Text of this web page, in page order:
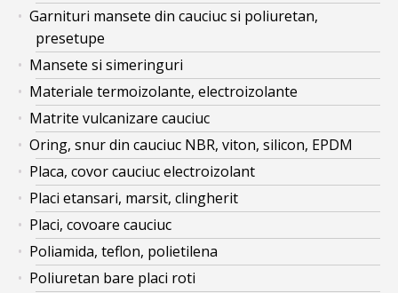
Garnituri mansete din cauciuc si poliuretan,
presetupe
Mansete si simeringuri
Materiale termoizolante, electroizolante
Matrite vulcanizare cauciuc
Oring, snur din cauciuc NBR, viton, silicon, EPDM
Placa, covor cauciuc electroizolant
Placi etansari, marsit, clingherit
Placi, covoare cauciuc
Poliamida, teflon, polietilena
Poliuretan bare placi roti